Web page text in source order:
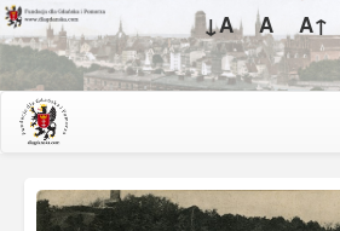
↓A A A↑